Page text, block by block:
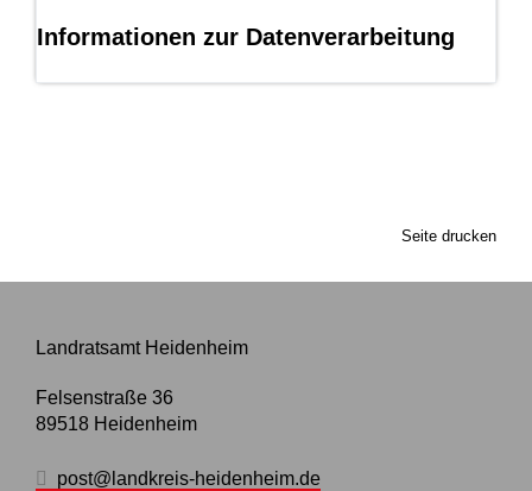
Informationen zur Datenverarbeitung
Seite drucken
Landratsamt Heidenheim
Felsenstraße 36
89518 Heidenheim
post@landkreis-heidenheim.de